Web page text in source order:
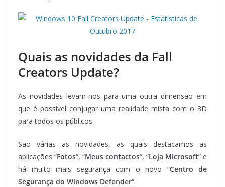
Quais as novidades da Fall
Creators Update?
As novidades levam-nos para uma outra dimensão em
que é possível conjugar uma realidade mista com o 3D
para todos os públicos.
São várias as novidades, as quais destacamos as
aplicações “Fotos“, “Meus contactos“, “Loja Microsoft” e
há muito mais segurança com o novo “Centro de
Segurança do Windows Defender“.